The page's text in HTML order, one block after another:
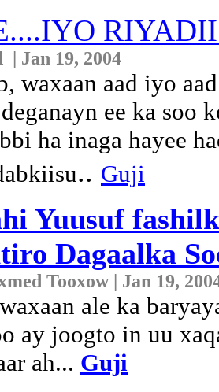
| Jan 19, 2004
waxaan aad iyo
ee ka soo
ha inaga hayee
.. Guji
Yuusuf
Dagaalka
Tooxow | Jan 19,
ale ka
ay joogto in uu
ah... Guji